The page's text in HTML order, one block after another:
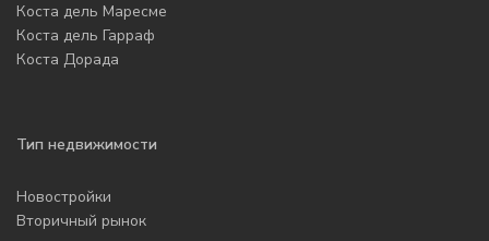
Коста дель Маресме
Коста дель Гарраф
Коста Дорада
Тип недвижимости
Новостройки
Вторичный рынок